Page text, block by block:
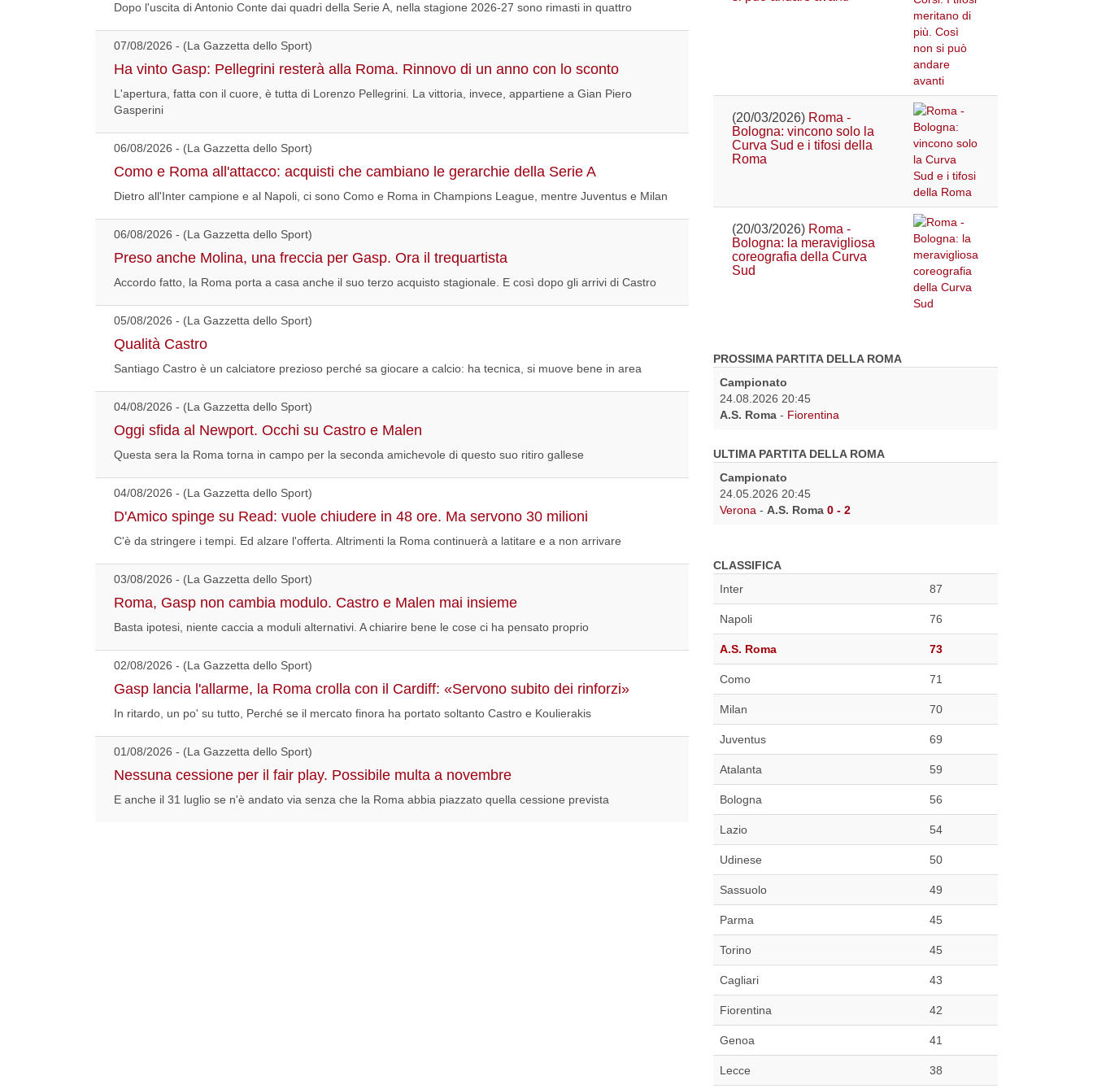
Dopo l'uscita di Antonio Conte dai quadri della Serie A, nella stagione 2026-27 sono rimasti in quattro
07/08/2026 - (La Gazzetta dello Sport)
Ha vinto Gasp: Pellegrini resterà alla Roma. Rinnovo di un anno con lo sconto
L'apertura, fatta con il cuore, è tutta di Lorenzo Pellegrini. La vittoria, invece, appartiene a Gian Piero
Gasperini
06/08/2026 - (La Gazzetta dello Sport)
Como e Roma all'attacco: acquisti che cambiano le gerarchie della Serie A
Dietro all'Inter campione e al Napoli, ci sono Como e Roma in Champions League, mentre Juventus e Milan
06/08/2026 - (La Gazzetta dello Sport)
Preso anche Molina, una freccia per Gasp. Ora il trequartista
Accordo fatto, la Roma porta a casa anche il suo terzo acquisto stagionale. E così dopo gli arrivi di Castro
05/08/2026 - (La Gazzetta dello Sport)
Qualità Castro
Santiago Castro è un calciatore prezioso perché sa giocare a calcio: ha tecnica, si muove bene in area
04/08/2026 - (La Gazzetta dello Sport)
Oggi sfida al Newport. Occhi su Castro e Malen
Questa sera la Roma torna in campo per la seconda amichevole di questo suo ritiro gallese
04/08/2026 - (La Gazzetta dello Sport)
D'Amico spinge su Read: vuole chiudere in 48 ore. Ma servono 30 milioni
C'è da stringere i tempi. Ed alzare l'offerta. Altrimenti la Roma continuerà a latitare e a non arrivare
03/08/2026 - (La Gazzetta dello Sport)
Roma, Gasp non cambia modulo. Castro e Malen mai insieme
Basta ipotesi, niente caccia a moduli alternativi. A chiarire bene le cose ci ha pensato proprio
02/08/2026 - (La Gazzetta dello Sport)
Gasp lancia l'allarme, la Roma crolla con il Cardiff: «Servono subito dei rinforzi»
In ritardo, un po' su tutto, Perché se il mercato finora ha portato soltanto Castro e Koulierakis
01/08/2026 - (La Gazzetta dello Sport)
Nessuna cessione per il fair play. Possibile multa a novembre
E anche il 31 luglio se n'è andato via senza che la Roma abbia piazzato quella cessione prevista
(20/03/2026) Roma -
Bologna: vincono solo la
Curva Sud e i tifosi della
Roma
(20/03/2026) Roma -
Bologna: la meravigliosa
coreografia della Curva
Sud
PROSSIMA PARTITA DELLA ROMA
Campionato
24.08.2026 20:45
A.S. Roma - Fiorentina
ULTIMA PARTITA DELLA ROMA
Campionato
24.05.2026 20:45
Verona - A.S. Roma 0 - 2
CLASSIFICA
Inter
87
Napoli 76
A.S. Roma 73
Como 71
Milan 70
Juventus 69
Atalanta 59
Bologna 56
Lazio 54
Udinese 50
Sassuolo 49
Parma 45
Torino 45
Cagliari 43
Fiorentina 42
Genoa 41
Lecce 38